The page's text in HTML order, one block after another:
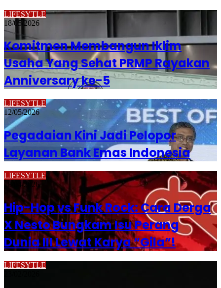
LIFESYTLE
18/05/2026
Komitmen Membangun Iklim
Usaha Yang Sehat PRMP Rayakan
Anniversary ke-5
LIFESYTLE
12/05/2026
Pegadaian Kini Jadi Pelopor
Layanan Bank Emas Indonesia
LIFESYTLE
18/04/2026
Hip-Hop vs Funk Rock: Cara Derga
X Nesto Bungkam Isu Perang
Dunia III Lewat Karya “Gila”!
LIFESYTLE